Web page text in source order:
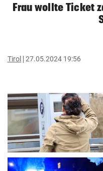
Frau wollte Ticket
Tirol 27.05.2024 19:56